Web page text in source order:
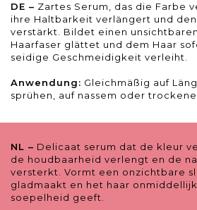
DE – Zartes Serum, das die Farbe
ihre Haltbarkeit verlängert und
verstärkt. Bildet einen
Haarfaser glättet und dem Haar
seidige Geschmeidigkeit verleiht.
Anwendung: Gleichmäßig auf
sprühen, auf nassem oder
NL – Delicaat serum dat de kleur
de houdbaarheid verlengt en de
versterkt. Vormt een onzichtbare
gladmaakt en het haar
soepelheid geeft.